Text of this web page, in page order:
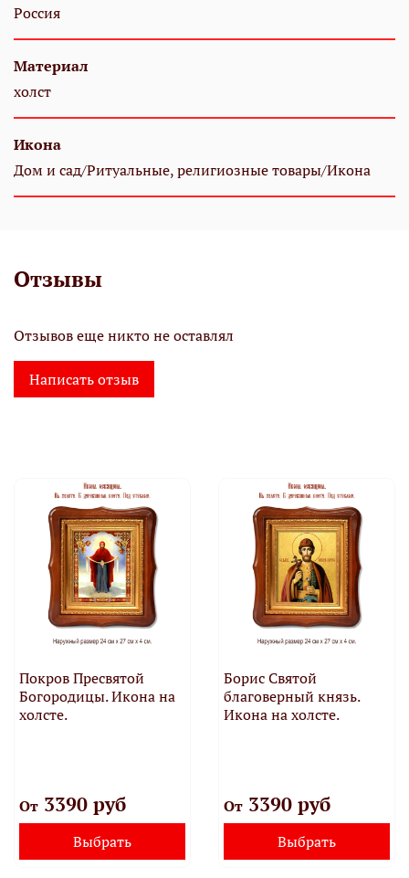
Россия
Материал
холст
Икона
Дом и сад/Ритуальные, религиозные товары/Икона
Отзывы
Отзывов еще никто не оставлял
Написать отзыв
Покров Пресвятой
Богородицы. Икона на
холсте.
От3390 руб
Выбрать
Борис Святой
благоверный князь.
Икона на холсте.
От3390 руб
Выбрать